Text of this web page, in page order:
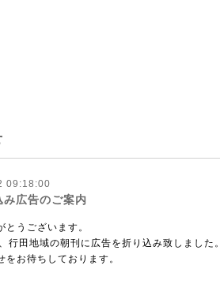
09:18:00
み広告のご案内
とうございます。
行田地域の朝刊に広告を折り込み致しました。
をお待ちしております。